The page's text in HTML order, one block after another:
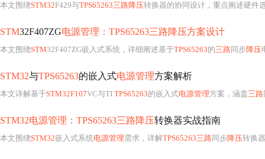
本文围绕STM32F429与TPS65263三路降压转换器的协同设计，重点阐述硬件选型与布局要点、基于I2C的寄存器级控制实现、多通道时序敏感的上电/掉电管理、负载
STM32F407ZG电源管理：TPS65263三路降压方案设计
本文围绕STM32F407ZG嵌入式系统，详细阐述基于TPS65263的三路同步降压
STM32与TPS65263的嵌入式电源管理方案解析
本文详解基于STM32F107VC与TI TPS65263的嵌入式电源管理方案，涵盖三路
STM32电源管理：TPS65263三路降压转换器实战指南
本文围绕STM32嵌入式系统电源管理需求，详解TPS65263三路同步降压转换